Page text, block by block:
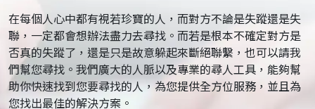
在每個人心中都有視若珍寶的人，而對方不論是失蹤還是失
聯，一定都會想辦法盡力去尋找。而若是根本不確定對方是
否真的失蹤了，還是只是故意躲起來斷絕聯繫，也可以請我
們幫您尋找。我們廣大的人脈以及專業的尋人工具，能夠幫
助你快速找到您要尋找的人，為您提供全方位服務，並且為
您找出最佳的解決方案。